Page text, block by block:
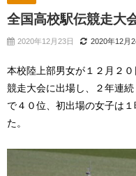
全国高校駅伝競走
2020年12月23日 2020年12月
本校陸上部男女が１２月２
競走大会に出場し、２年連
で４０位、初出場の女子は
た。